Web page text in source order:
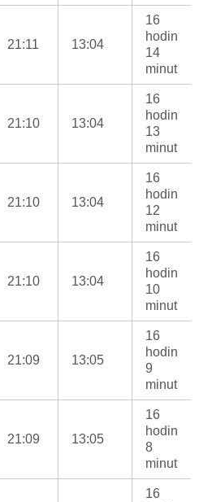
21:11 13:04
16
hodin
14
minut
21:10 13:04
16
hodin
13
minut
21:10 13:04
16
hodin
12
minut
21:10 13:04
16
hodin
10
minut
21:09 13:05
16
hodin
9
minut
21:09 13:05
16
hodin
8
minut
16